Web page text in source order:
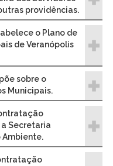
providências.
o Plano de
de Veranópolis
sobre o
Municipais.
Secretaria
Ambiente.